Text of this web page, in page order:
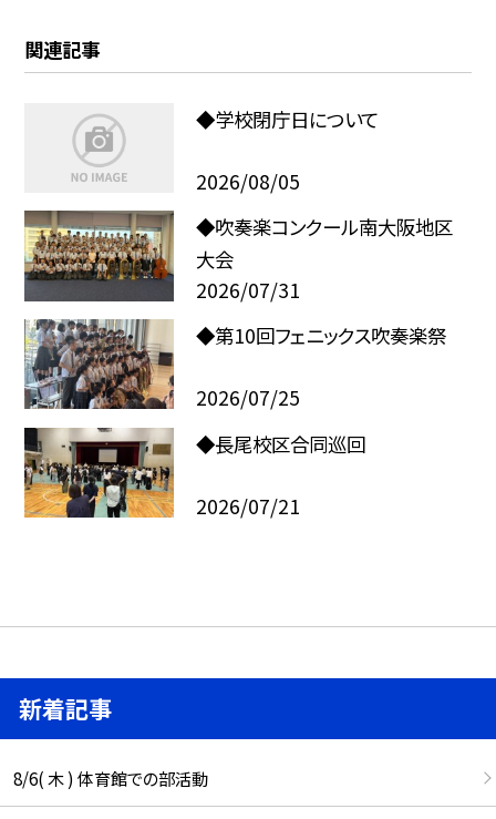
関連記事
◆学校閉庁日について
2026/08/05
◆吹奏楽コンクール南大阪地区
大会
2026/07/31
◆第10回フェニックス吹奏楽祭
2026/07/25
◆長尾校区合同巡回
2026/07/21
新着記事
8/6( 木 ) 体育館での部活動